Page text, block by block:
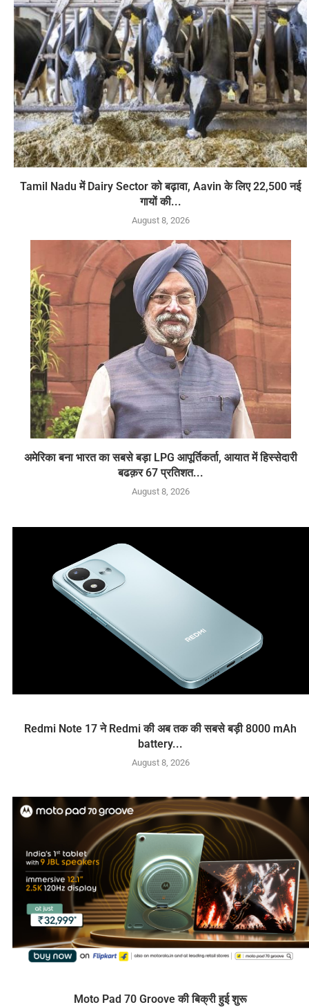
Tamil Nadu में Dairy Sector को बढ़ावा, Aavin के लिए 22,500 नई
गायों की...
August 8, 2026
अमेरिका बना भारत का सबसे बड़ा LPG आपूर्तिकर्ता, आयात में हिस्सेदारी
बढक़र 67 प्रतिशत...
August 8, 2026
Redmi Note 17 ने Redmi की अब तक की सबसे बड़ी 8000 mAh
battery...
August 8, 2026
Moto Pad 70 Groove की बिक्री हुई शुरू